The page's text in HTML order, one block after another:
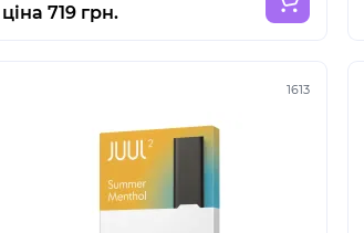
ціна 719 грн.
1613